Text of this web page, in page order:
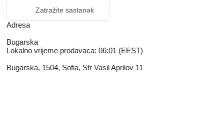
Zatražite sastanak
Adresa
Bugarska
Lokalno vrijeme prodavaca: 06:01 (EEST)
Bugarska, 1504, Sofia, Str Vasil Aprilov 11